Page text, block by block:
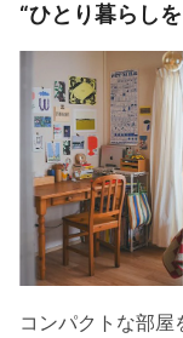
“ひとり暮らし
コンパクトな部